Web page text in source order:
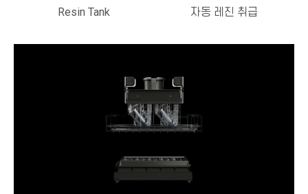
Resin Tank 자동 레진 취급